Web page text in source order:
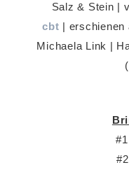
Salz & Stein |
cbt | erschienen
Michaela Link |
#1